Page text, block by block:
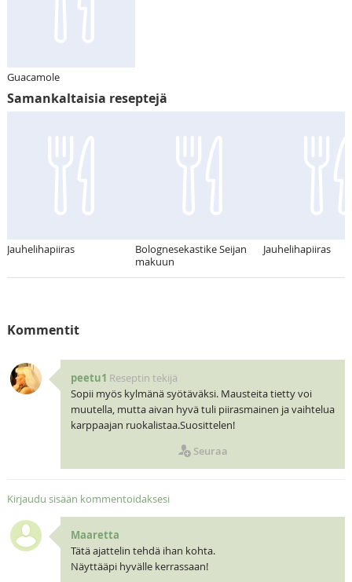
Guacamole
Samankaltaisia reseptejä
Jauhelihapiiras
Bolognesekastike Seijan
makuun
Jauhelihapiiras
Kommentit
peetu1 Reseptin tekijä
Sopii myös kylmänä syötäväksi. Mausteita tietty voi
muutella, mutta aivan hyvä tuli piirasmainen ja vaihtelua
karppaajan ruokalistaa.Suosittelen!
Seuraa
Kirjaudu sisään kommentoidaksesi
Maaretta
Tätä ajattelin tehdä ihan kohta.
Näyttääpi hyvälle kerrassaan!